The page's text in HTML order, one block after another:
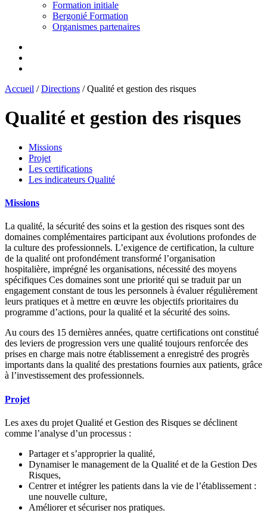
Formation initiale
Bergonié Formation
Organismes partenaires
Accueil /Directions /Qualité et gestion des risques
Qualité et gestion des risques
Missions
Projet
Les certifications
Les indicateurs Qualité
Missions
La qualité, la sécurité des soins et la gestion des risques sont des
domaines complémentaires participant aux évolutions profondes de
la culture des professionnels. L’exigence de certification, la culture
de la qualité ont profondément transformé l’organisation
hospitalière, imprégné les organisations, nécessité des moyens
spécifiques Ces domaines sont une priorité qui se traduit par un
engagement constant de tous les personnels à évaluer régulièrement
leurs pratiques et à mettre en œuvre les objectifs prioritaires du
programme d’actions, pour la qualité et la sécurité des soins.
Au cours des 15 dernières années, quatre certifications ont constitué
des leviers de progression vers une qualité toujours renforcée des
prises en charge mais notre établissement a enregistré des progrès
importants dans la qualité des prestations fournies aux patients, grâce
à l’investissement des professionnels.
Projet
Les axes du projet Qualité et Gestion des Risques se déclinent
comme l’analyse d’un processus :
Partager et s’approprier la qualité,
Dynamiser le management de la Qualité et de la Gestion Des
Risques,
Centrer et intégrer les patients dans la vie de l’établissement :
une nouvelle culture,
Améliorer et sécuriser nos pratiques.